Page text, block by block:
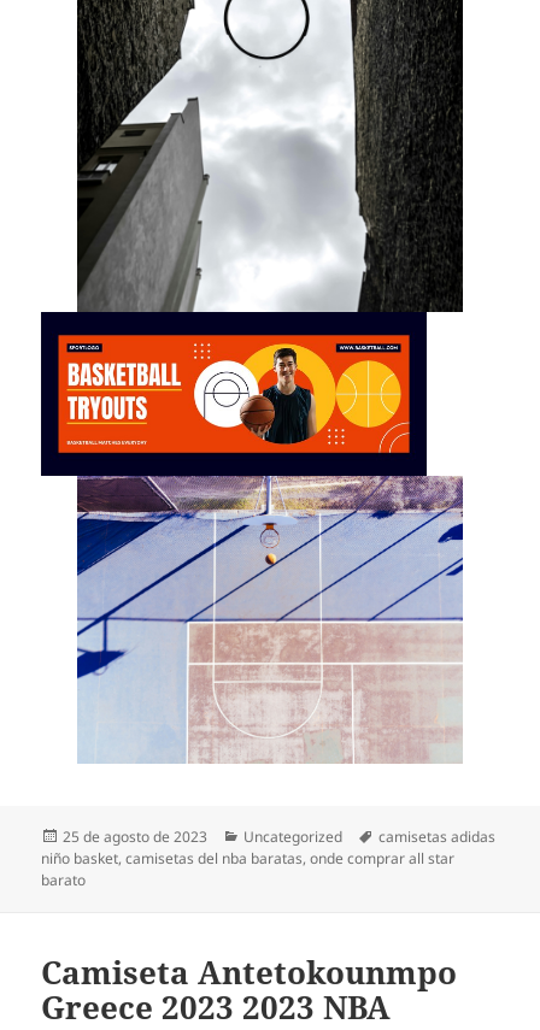
Publicado
el
25 de agosto de 2023 Categorías
Uncategorized Etiquetas
camisetas adidas
niño basket,camisetas del nba baratas,onde comprar all star
barato
Camiseta Antetokounmpo
Greece 2023 2023 NBA